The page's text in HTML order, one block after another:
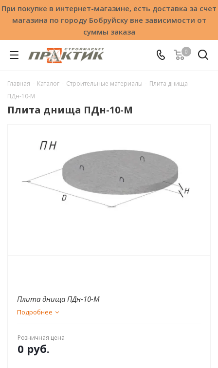
При покупке в интернет-магазине, есть доставка за счет
магазина по городу Бобруйску вне зависимости от
суммы заказа
0
Главная - Каталог - Строительные материалы - Плита днища
ПДн-10-М
Плита днища ПДн-10-М
Плита днища ПДн-10-М
Подробнее
Розничная цена
0 руб.